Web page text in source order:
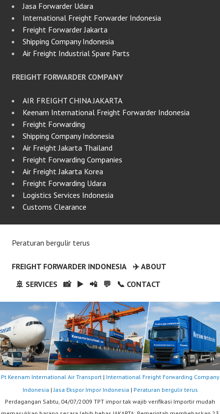
Jasa Forwarder Udara
International Freight Forwarder Indonesia
Freight Forwarder Jakarta
Shipping Company Indonesia
Air Freight Industrial Spare Parts
FREIGHT FORWARDER COMPANY
AIR FREIGHT CHINA JAKARTA
Keenam International Freight Forwarder Indonesia
Freight Forwarding
Shipping Company Indonesia
Air Freight Jakarta Thailand
Freight Forwarding Companies
Air Freight Jakarta Korea
Freight Forwarding Udara
Logistics Services Indonesia
Customs Clearance
Peraturan bergulir terus
FREIGHT FORWARDER INDONESIA
✈️ ABOUT
🚢 SERVICES
📸 ▶️ 📲 💬 📞 CONTACT
Pt Keenam International Air Transport| International Freight Forwarding Company
Indonesia | Jasa Ekspor Impor Indonesia | Peraturan bergulir terus
Perdagangan Sabtu, 04/07/2009 TPT impor tak wajib verifikasi Importir mudah